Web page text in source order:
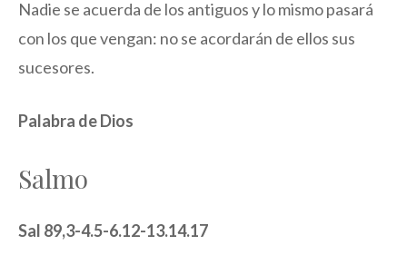
Nadie se acuerda de los antiguos y lo mismo pasará
con los que vengan: no se acordarán de ellos sus
sucesores.
Palabra de Dios
Salmo
Sal 89,3-4.5-6.12-13.14.17